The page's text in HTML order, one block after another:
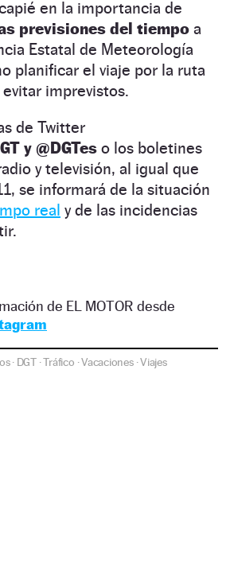
en la importancia de
previsiones del tiempo a
Estatal de Meteorología
planificar el viaje por la ruta
imprevistos.
de Twitter
y @DGTes o los boletines
y televisión, al igual que
se informará de la situación
real y de las incidencias
de EL MOTOR desde
· DGT ·Tráfico ·Vacaciones·Viajes